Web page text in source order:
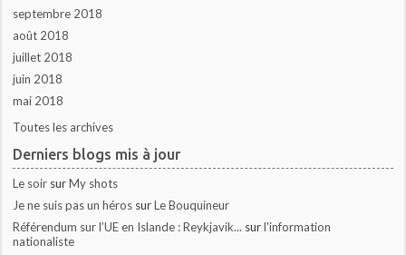
septembre 2018
août 2018
juillet 2018
juin 2018
mai 2018
Toutes les archives
Derniers blogs mis à jour
Le soir surMy shots
Je ne suis pas un héros surLe Bouquineur
Référendum sur l’UE en Islande : Reykjavik... surl'information
nationaliste